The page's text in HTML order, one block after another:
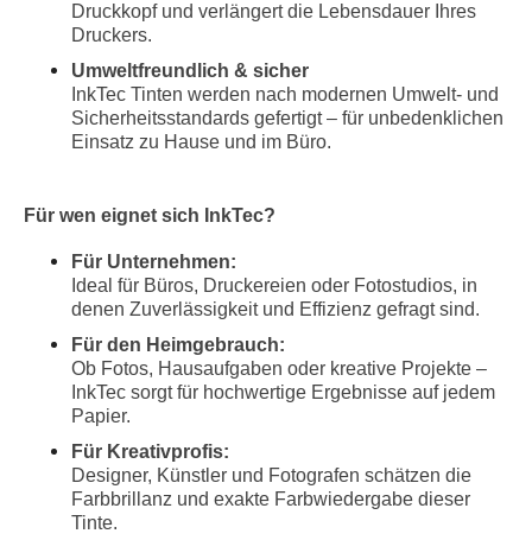
Druckkopf und verlängert die Lebensdauer Ihres
Druckers.
Umweltfreundlich & sicher
InkTec Tinten werden nach modernen Umwelt- und
Sicherheitsstandards gefertigt – für unbedenklichen
Einsatz zu Hause und im Büro.
Für wen eignet sich InkTec?
Für Unternehmen:
Ideal für Büros, Druckereien oder Fotostudios, in
denen Zuverlässigkeit und Effizienz gefragt sind.
Für den Heimgebrauch:
Ob Fotos, Hausaufgaben oder kreative Projekte –
InkTec sorgt für hochwertige Ergebnisse auf jedem
Papier.
Für Kreativprofis:
Designer, Künstler und Fotografen schätzen die
Farbbrillanz und exakte Farbwiedergabe dieser
Tinte.